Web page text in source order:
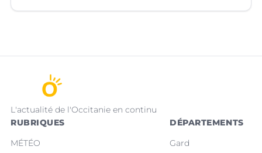
L'actualité de l'Occitanie en continu
RUBRIQUES
MÉTÉO
DÉPARTEMENTS
Gard